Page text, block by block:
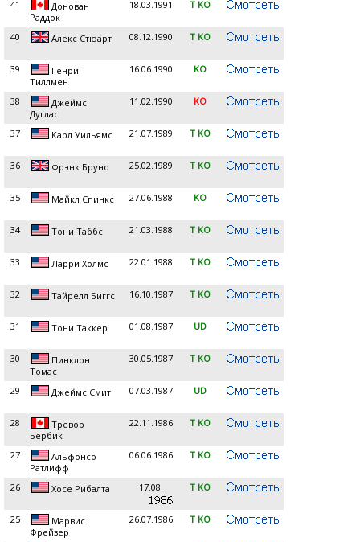
41
Донован
Раддок
18.03.1991 T KO
40 Алекс Стюарт 08.12.1990 T KO
39
Генри
Тиллмен
16.06.1990 KO
38
Джеймс
Дуглас
11.02.1990 KO
37 Карл Уильямс 21.07.1989 T KO
36 Фрэнк Бруно 25.02.1989 T KO
35 Майкл Спинкс 27.06.1988 KO
34 Тони Таббс 21.03.1988 T KO
33 Ларри Холмс 22.01.1988 T KO
32 Тайрелл Биггс 16.10.1987 T KO
31 Тони Таккер 01.08.1987 UD
30
Пинклон
Томас
30.05.1987 T KO
29 Джеймс Смит 07.03.1987 UD
28
Тревор
Бербик
22.11.1986 T KO
27
Альфонсо
Ратлифф
06.06.1986 T KO
26 Хосе Рибалта 17.08. T KO
25
Марвис
Фрейзер
26.07.1986 T KO